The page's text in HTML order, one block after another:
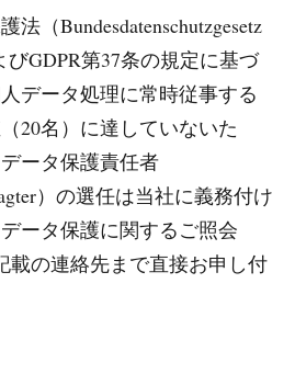
法（Bundesdatenschutzgesetz
びGDPR第37条の規定に基づ
データ処理に常時従事する
20名）に達していないた
ータ保護責任者
）の選任は当社に義務付け
ータ保護に関するご照会
載の連絡先まで直接お申し付